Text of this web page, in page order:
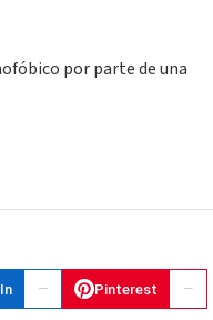
por parte de una
Pinterest